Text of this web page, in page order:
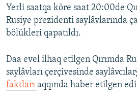
VİDEO
SÜRET
FİKİR
Русский
Yerli saatqa köre saat 20:00de
Rusiye prezidenti saylâvlarında
bölükleri qapatıldı.
Daa evel ilhaq etilgen Qırımda
saylâvları çerçivesinde
faktları aqqında haber etilgen